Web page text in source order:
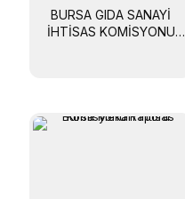
BURSA GIDA SANAYI
İHTISAS KOMISYONU